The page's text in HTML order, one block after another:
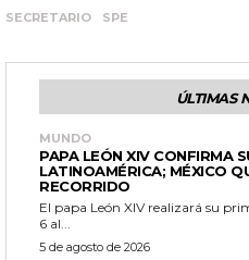
SECRETARIO
SPE
ÚLTIMAS
MUNDO
PAPA LEÓN XIV CONFIRMA
LATINOAMÉRICA; MÉXICO
RECORRIDO
El papa León XIV realizará su
6 al...
5 de agosto de 2026